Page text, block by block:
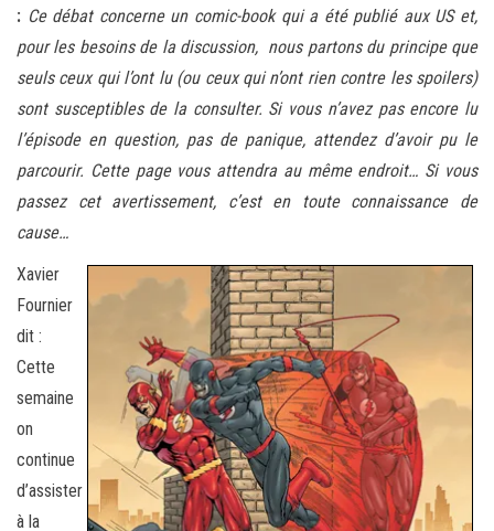
: Ce débat concerne un comic-book qui a été publié aux US et,
pour les besoins de la discussion, nous partons du principe que
seuls ceux qui l’ont lu (ou ceux qui n’ont rien contre les spoilers)
sont susceptibles de la consulter. Si vous n’avez pas encore lu
l’épisode en question, pas de panique, attendez d’avoir pu le
parcourir. Cette page vous attendra au même endroit… Si vous
passez cet avertissement, c’est en toute connaissance de
cause…
Xavier
Fournier
dit :
Cette
semaine
on
continue
d’assister
à la